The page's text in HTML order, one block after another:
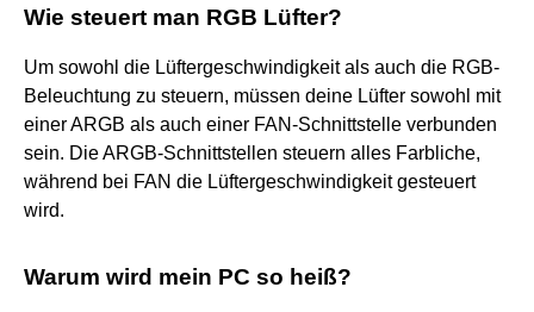
Wie steuert man RGB Lüfter?
Um sowohl die Lüftergeschwindigkeit als auch die RGB-
Beleuchtung zu steuern, müssen deine Lüfter sowohl mit
einer ARGB als auch einer FAN-Schnittstelle verbunden
sein. Die ARGB-Schnittstellen steuern alles Farbliche,
während bei FAN die Lüftergeschwindigkeit gesteuert
wird.
Warum wird mein PC so heiß?